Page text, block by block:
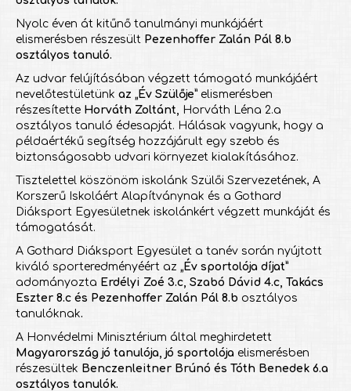
Nyolc éven át kitűnő tanulmányi munkájáért
elismerésben részesült Pezenhoffer Zalán Pál 8.b
osztályos tanuló.
Az udvar felújításában végzett támogató munkájáért
nevelőtestületünk az „Év Szülője” elismerésben
részesítette Horváth Zoltánt,
Horváth Léna 2.a
osztályos tanuló édesapját. Hálásak vagyunk, hogy a
példaértékű segítség hozzájárult egy szebb és
biztonságosabb udvari környezet kialakításához.
Tisztelettel köszönöm iskolánk Szülői Szervezetének, A
Korszerű Iskoláért Alapítványnak és a Gothard
Diáksport Egyesületnek iskolánkért végzett munkáját és
támogatását.
A Gothard Diáksport Egyesület a tanév során nyújtott
kiváló sporteredményéért az „Év sportolója díjat”
adományozta Erdélyi Zoé 3.c, Szabó Dávid 4.c, Takács
Eszter 8.c és Pezenhoffer Zalán Pál 8.b osztályos
tanulóknak.
A Honvédelmi Minisztérium által meghirdetett
Magyarország jó tanulója, jó sportolója elismerésben
részesültek Benczenleitner Brúnó és Tóth Benedek 6.a
osztályos tanulók.